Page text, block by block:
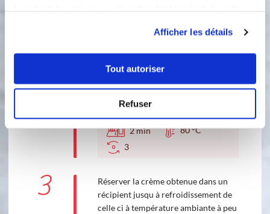
Afficher les détails
Tout autoriser
Refuser
90 °C
3
2
Mélanger hors du bol ces ingrédient
et mes mettre dans le bol
2min
80 °C
3
3
Réserver la crème obtenue dans un
récipient jusqu à refroidissement de
celle ci à température ambiante à peu